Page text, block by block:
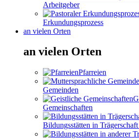
Arbeitgeber
Erkundungsprozess
an vielen Orten
an vielen Orten
Pfarreien
Gemeinden
Gemeinschaften
Bildungsstätten in